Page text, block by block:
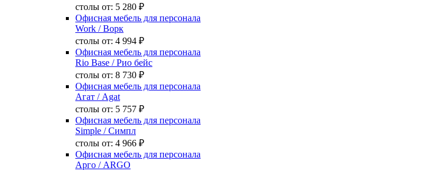
столы от: 5 280 ₽
Офисная мебель для персонала
Work / Ворк
столы от: 4 994 ₽
Офисная мебель для персонала
Rio Base / Рио бейс
столы от: 8 730 ₽
Офисная мебель для персонала
Агат / Agat
столы от: 5 757 ₽
Офисная мебель для персонала
Simple / Симпл
столы от: 4 966 ₽
Офисная мебель для персонала
Арго / ARGO